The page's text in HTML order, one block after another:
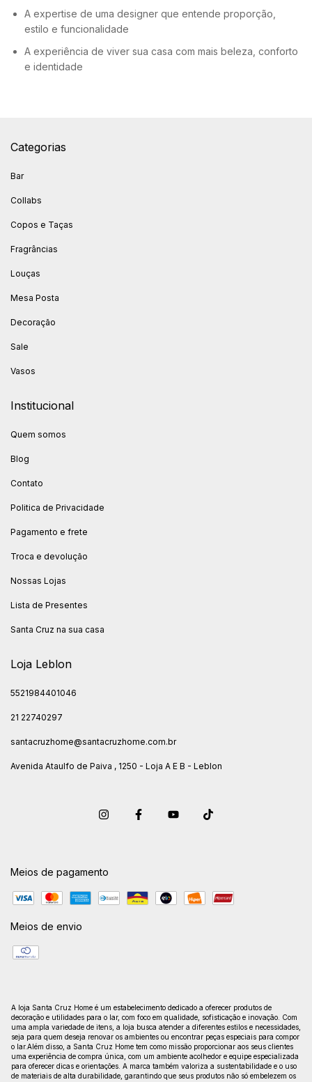
A expertise de uma designer que entende proporção,
estilo e funcionalidade
A experiência de viver sua casa com mais beleza, conforto
e identidade
Categorias
Bar
Collabs
Copos e Taças
Fragrâncias
Louças
Mesa Posta
Decoração
Sale
Vasos
Institucional
Quem somos
Blog
Contato
Politica de Privacidade
Pagamento e frete
Troca e devolução
Nossas Lojas
Lista de Presentes
Santa Cruz na sua casa
Loja Leblon
5521984401046
21 22740297
santacruzhome@santacruzhome.com.br
Avenida Ataulfo de Paiva , 1250 - Loja A E B - Leblon
Meios de pagamento
Meios de envio
A loja Santa Cruz Home é um estabelecimento dedicado a oferecer produtos de
decoração e utilidades para o lar, com foco em qualidade, sofisticação e inovação. Com
uma ampla variedade de itens, a loja busca atender a diferentes estilos e necessidades,
seja para quem deseja renovar os ambientes ou encontrar peças especiais para compor
o lar.Além disso, a Santa Cruz Home tem como missão proporcionar aos seus clientes
uma experiência de compra única, com um ambiente acolhedor e equipe especializada
para oferecer dicas e orientações. A marca também valoriza a sustentabilidade e o uso
de materiais de alta durabilidade, garantindo que seus produtos não só embelezem os